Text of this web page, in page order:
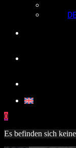
0
Es befinden sich